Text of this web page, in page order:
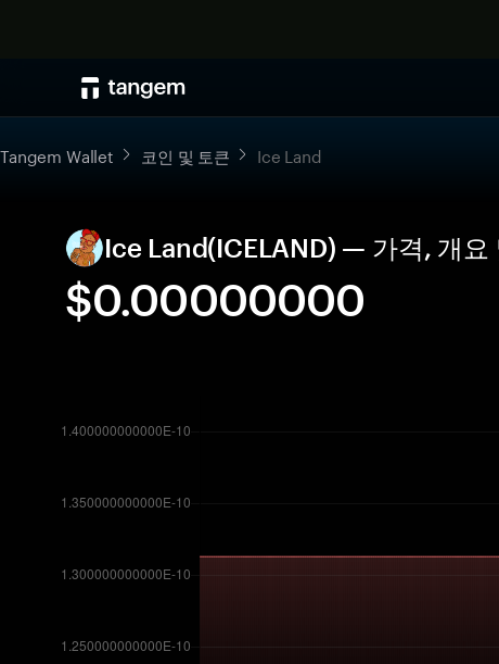
Tangem Wallet 코인 및 토큰 Ice Land
Ice Land(ICELAND) — 가격, 개요
$0.00000000